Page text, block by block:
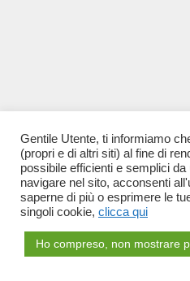
Gentile Utente, ti informiamo
(propri e di altri siti) al fine di
possibile efficienti e semplici
navigare nel sito, acconsenti
saperne di più o esprimere le
singoli cookie, clicca qui
Ho compreso, non mostrare